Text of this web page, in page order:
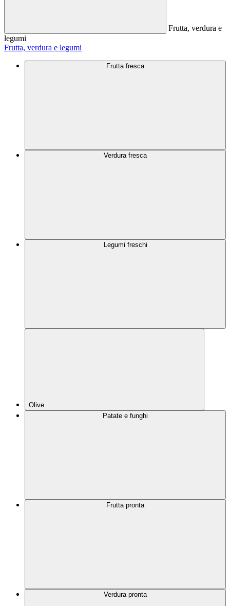
Frutta, verdura e
legumi
Frutta, verdura e legumi
Frutta fresca
Verdura fresca
Legumi freschi
Olive
Patate e funghi
Frutta pronta
Verdura pronta